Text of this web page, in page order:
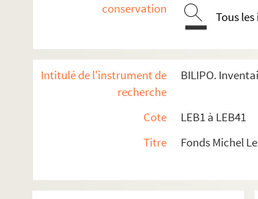
conservation
Tous
Intitulé de l'instrument de
recherche
BILIPO.
Cote
LEB1 à LEB41
Titre
Fonds Michel
LEB13. Boîte Iconographie Polar
LEB15. Boîte Lebrun - Dossier Reims - Petite
LEB16. Boîte Michel Lebrun Auteur A3
LEB18. Boîte Michel Lebrun Auteur C4
LEB19. Boîte Michel Lebrun Auteur ciné
LEB21. Boîte Michel Lebrun Auteur TV A1